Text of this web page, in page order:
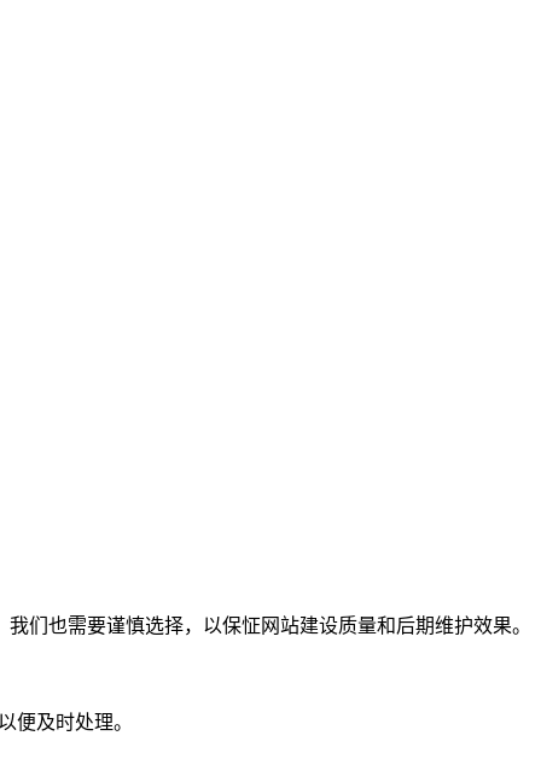
们也需要谨慎选择，以保怔网站建设质量和后期维护效果。
便及时处理。